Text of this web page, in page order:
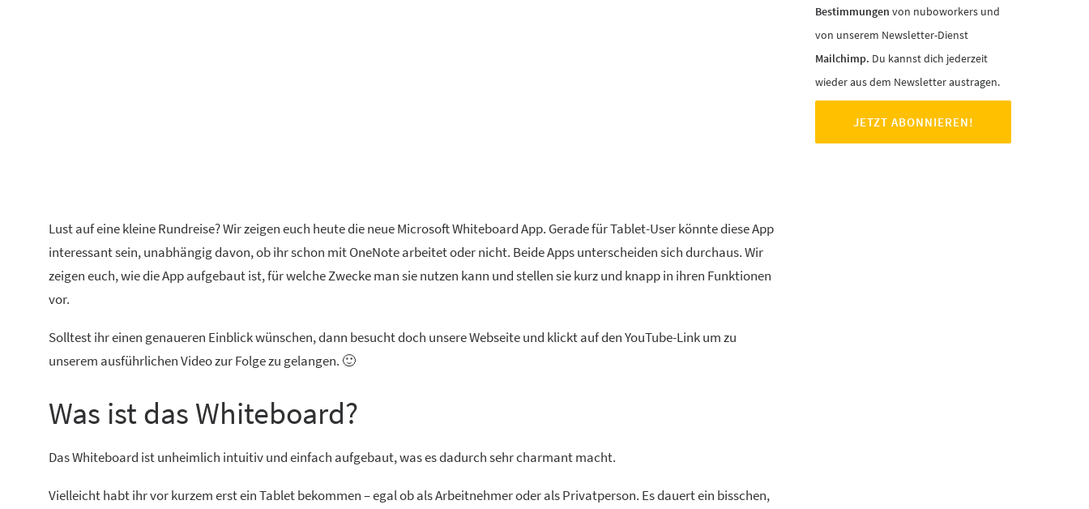
Lust auf eine kleine Rundreise? Wir zeigen euch heute die neue Microsoft Whiteboard App. Gerade für Tablet-User könnte diese App
interessant sein, unabhängig davon, ob ihr schon mit OneNote arbeitet oder nicht. Beide Apps unterscheiden sich durchaus. Wir
zeigen euch, wie die App aufgebaut ist, für welche Zwecke man sie nutzen kann und stellen sie kurz und knapp in ihren Funktionen
vor.
Solltest ihr einen genaueren Einblick wünschen, dann besucht doch unsere Webseite und klickt auf den YouTube-Link um zu
unserem ausführlichen Video zur Folge zu gelangen. 🙂
Was ist das Whiteboard?
Das Whiteboard ist unheimlich intuitiv und einfach aufgebaut, was es dadurch sehr charmant macht.
Vielleicht habt ihr vor kurzem erst ein Tablet bekommen – egal ob als Arbeitnehmer oder als Privatperson. Es dauert ein bisschen,
Bestimmungen von nuboworkers und
von unserem Newsletter-Dienst
Mailchimp. Du kannst dich jederzeit
wieder aus dem Newsletter austragen.